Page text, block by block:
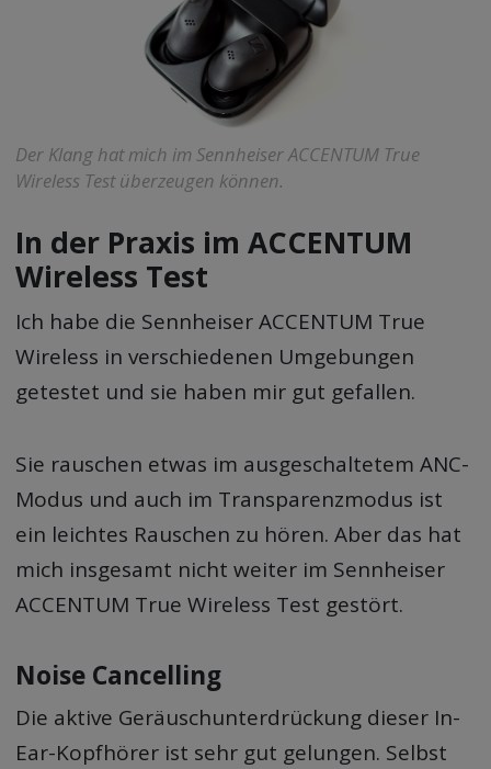
Der Klang hat mich im Sennheiser ACCENTUM True
Wireless Test überzeugen können.
In der Praxis im ACCENTUM
Wireless Test
Ich habe die Sennheiser ACCENTUM True
Wireless in verschiedenen Umgebungen
getestet und sie haben mir gut gefallen.
Sie rauschen etwas im ausgeschaltetem ANC-
Modus und auch im Transparenzmodus ist
ein leichtes Rauschen zu hören. Aber das hat
mich insgesamt nicht weiter im Sennheiser
ACCENTUM True Wireless Test gestört.
Noise Cancelling
Die aktive Geräuschunterdrückung dieser In-
Ear-Kopfhörer ist sehr gut gelungen. Selbst